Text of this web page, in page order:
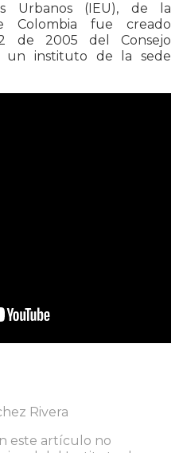
Urbanos (IEU), de la
Colombia fue creado
de 2005 del Consejo
un instituto de la sede
Rivera
este artículo no